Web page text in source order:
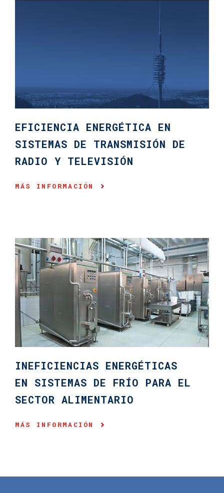
EFICIENCIA ENERGÉTICA EN
SISTEMAS DE TRANSMISIÓN DE
RADIO Y TELEVISIÓN
MÁS INFORMACIÓN
INEFICIENCIAS ENERGÉTICAS
EN SISTEMAS DE FRÍO PARA EL
SECTOR ALIMENTARIO
MÁS INFORMACIÓN